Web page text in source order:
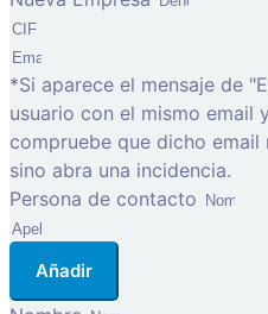
*Si aparece el mensaje de
usuario con el mismo email
compruebe que dicho
sino abra una incidencia.
Persona de contacto
Añadir